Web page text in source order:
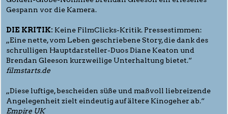
Gespann vor die Kamera.
DIE KRITIK: Keine FilmClicks-Kritik. Pressestimmen:
„Eine nette, vom Leben geschriebene Story, die dank des
schrulligen Hauptdarsteller-Duos Diane Keaton und
Brendan Gleeson kurzweilige Unterhaltung bietet.“
filmstarts.de
„Diese luftige, bescheiden süße und maßvoll liebreizende
Angelegenheit zielt eindeutig auf ältere Kinogeher ab.“
Empire UK